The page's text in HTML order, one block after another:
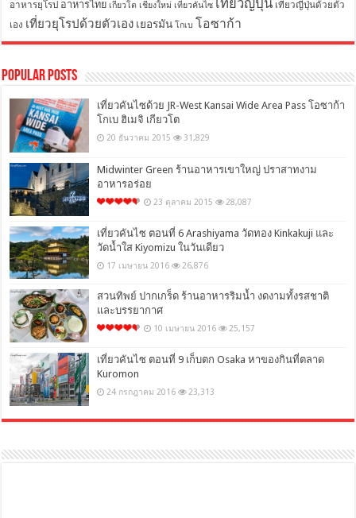
อาหารยุโรป อาหารไทย เกียวโต เชียงใหม่ เที่ยวคันไซ เที่ยวญี่ปุ่น เที่ยวญี่ปุ่นด้วยตัว
เอง เที่ยวยุโรปด้วยตัวเอง เยอรมัน โกเบ โอซาก้า
Popular Posts
เที่ยวคันไซด้วย JR-West Kansai Wide Area Pass โอซาก้า
โกเบ ฮิเมจิ เกียวโต
20 ธันวาคม 2015 31,829
Midwinter Green ร้านอาหารเขาใหญ่ ปราสาทงาม
อาหารอร่อย
23 ตุลาคม 2015 28,087
เที่ยวคันไซ ตอนที่ 6 Arashiyama วัดทอง Kinkakuji และ
วัดน้ำใส Kiyomizu ในวันเดียว
17 เมษายน 2016 26,876
สวนทิพย์ ปากเกร็ด ร้านอาหารริมน้ำ งดงามทั้งรสชาติ
และบรรยากาศ
10 เมษายน 2016 25,157
เที่ยวคันไซ ตอนที่ 9 เก็บตก Osaka หาของกินที่ตลาด
Kuromon
24 กรกฎาคม 2016 23,313